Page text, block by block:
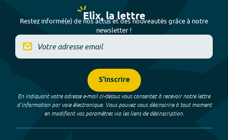
Elix, la lettre
Restez informé(e) de nos actus et des nouveautés grâce à notre
newsletter !
S'inscrire
En indiquant votre adresse e-mail ci-dessus vous consentez à recevoir notre lettre
d’information par voie électronique. Vous pouvez vous désinscrire à tout moment
en modifiant vos paramètres via les liens de désinscription.